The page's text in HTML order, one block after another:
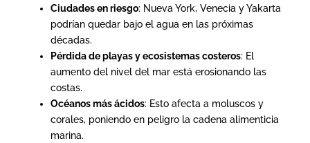
Ciudades en riesgo: Nueva York, Venecia y Yakarta
podrían quedar bajo el agua en las próximas
décadas.
Pérdida de playas y ecosistemas costeros: El
aumento del nivel del mar está erosionando las
costas.
Océanos más ácidos: Esto afecta a moluscos y
corales, poniendo en peligro la cadena alimenticia
marina.